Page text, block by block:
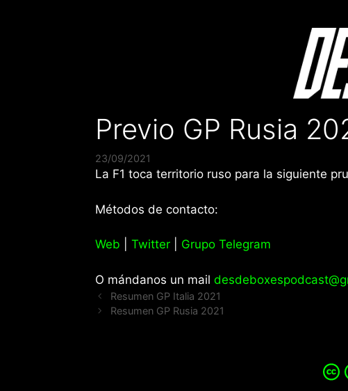
Previo GP Rusia
23/09/2021
La F1 toca territorio ruso para la siguiente
Métodos de contacto:
Web Twitter Grupo Telegram
O mándanos un mail
Resumen GP Italia 2021
Resumen GP Rusia 2021